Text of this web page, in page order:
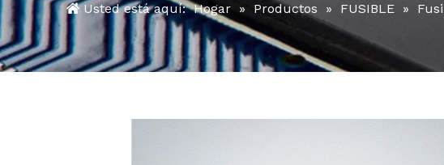
Usted está aquí: Hogar » Productos » FUSIBLE »